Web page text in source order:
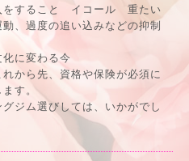
をすること イコール 重たい
、過度の追い込みなどの抑制
化に変わる今
から先、資格や保険が必須に
ます。
ジム選びしては、いかがでし